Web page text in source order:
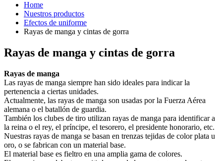
Home
Nuestros productos
Efectos de uniforme
Rayas de manga y cintas de gorra
Rayas de manga y cintas de gorra
Rayas de manga
Las rayas de manga siempre han sido ideales para indicar la
pertenencia a ciertas unidades.
Actualmente, las rayas de manga son usadas por la Fuerza Aérea
alemana o el batallón de guardia.
También los clubes de tiro utilizan rayas de manga para identificar a
la reina o el rey, el príncipe, el tesorero, el presidente honorario, etc.
Nuestras rayas de manga se basan en trenzas tejidas de color plata u
oro, o se fabrican con un material base.
El material base es fieltro en una amplia gama de colores.